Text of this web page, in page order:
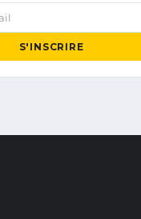
S'INSCRIRE